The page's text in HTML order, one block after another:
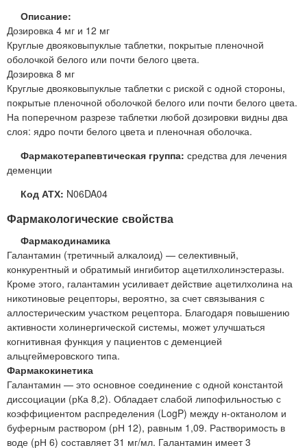
Описание:
Дозировка 4 мг и 12 мг
Круглые двояковыпуклые таблетки, покрытые пленочной
оболочкой белого или почти белого цвета.
Дозировка 8 мг
Круглые двояковыпуклые таблетки с риской с одной стороны,
покрытые пленочной оболочкой белого или почти белого цвета.
На поперечном разрезе таблетки любой дозировки видны два
слоя: ядро почти белого цвета и пленочная оболочка.
Фармакотерапевтическая группа: средства для лечения
деменции
Код АТХ: N06DA04
Фармакологические свойства
Фармакодинамика
Галантамин (третичный алкалоид) — селективный,
конкурентный и обратимый ингибитор ацетилхолинэстеразы.
Кроме этого, галантамин усиливает действие ацетилхолина на
никотиновые рецепторы, вероятно, за счет связывания с
аллостерическим участком рецептора. Благодаря повышению
активности холинергической системы, может улучшаться
когнитивная функция у пациентов с деменцией
альцгеймеровского типа.
Фармакокинетика
Галантамин — это основное соединение с одной константой
диссоциации (рКа 8,2). Обладает слабой липофильностью с
коэффициентом распределения (LogP) между н-октанолом и
буферным раствором (рН 12), равным 1,09. Растворимость в
воде (рН 6) составляет 31 мг/мл. Галантамин имеет 3